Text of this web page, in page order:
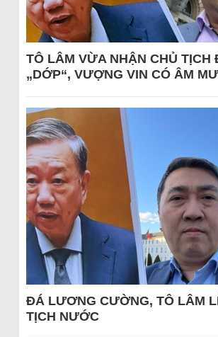
TÔ LÂM VỪA NHẬN CHỦ TỊCH
„DỚP“, VƯỢNG VIN CÓ ÂM
ĐÁ LƯƠNG CƯỜNG, TÔ LÂM
TỊCH NƯỚC